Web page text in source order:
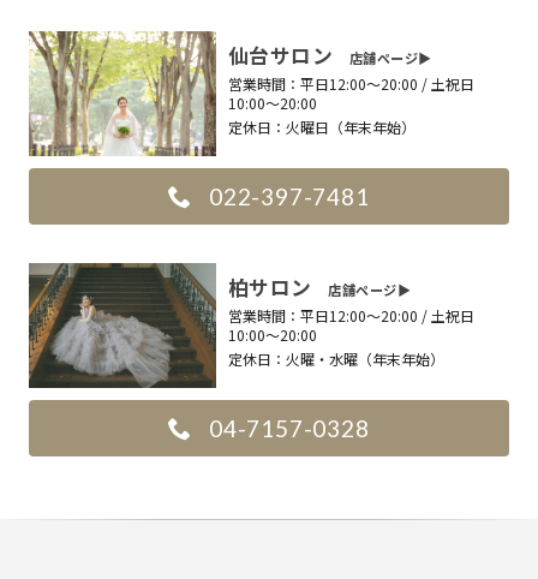
仙台サロン 店舗ページ▶︎
営業時間： 平日12:00〜20:00 / 土祝日
10:00〜20:00
定休日： 火曜日（年末年始）
022-397-7481
柏サロン店舗ページ▶︎
営業時間： 平日12:00〜20:00 / 土祝日
10:00〜20:00
定休日： 火曜・水曜（年末年始）
04-7157-0328